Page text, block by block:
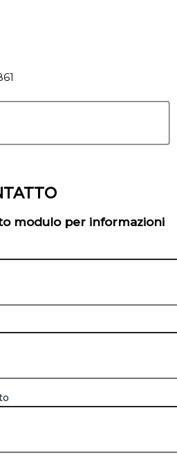
modulo per informazioni